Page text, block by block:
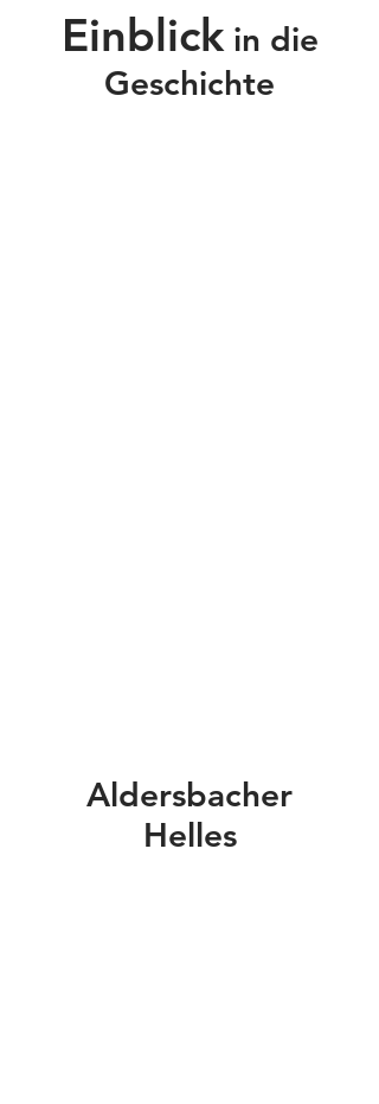
Einblickin die
Geschichte
Aldersbacher
Helles